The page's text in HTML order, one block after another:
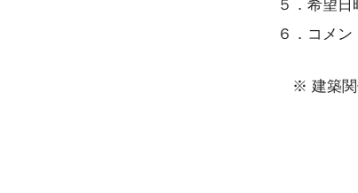
５．希望日
６．コメン
※ 建築関